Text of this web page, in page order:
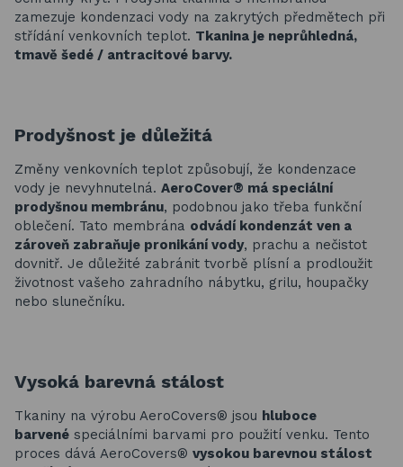
zamezuje kondenzaci vody na zakrytých předmětech při
střídání venkovních teplot. Tkanina je neprůhledná,
tmavě šedé / antracitové barvy.
Prodyšnost je důležitá
Změny venkovních teplot způsobují, že kondenzace
vody je nevyhnutelná. AeroCover® má speciální
prodyšnou membránu, podobnou jako třeba funkční
oblečení. Tato membrána odvádí kondenzát ven a
zároveň zabraňuje pronikání vody, prachu a nečistot
dovnitř. Je důležité zabránit tvorbě plísní a prodloužit
životnost vašeho zahradního nábytku, grilu, houpačky
nebo slunečníku.
Vysoká barevná stálost
Tkaniny na výrobu AeroCovers® jsou hluboce
barvené speciálními barvami pro použití venku. Tento
proces dává AeroCovers® vysokou barevnou stálost